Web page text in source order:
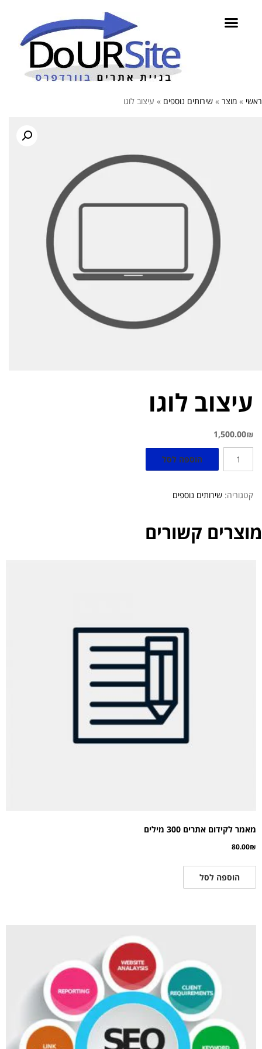
ראשי » מוצר » שירותים נוספים » עיצוב לוגו
עיצוב לוגו
1,500.00₪
הוספה לסל
קטגוריה: שירותים נוספים
מוצרים קשורים
מאמר לקידום אתרים 300 מילים
80.00₪
הוספה לסל